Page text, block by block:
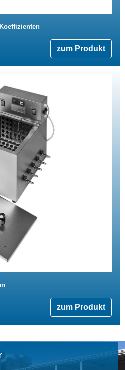
zum Produkt
zum Produkt